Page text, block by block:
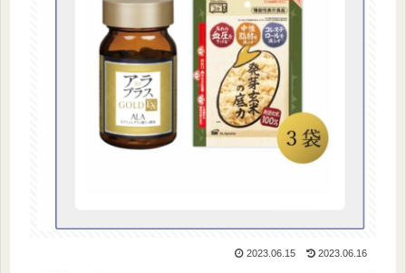
2023.06.15 2023.06.16